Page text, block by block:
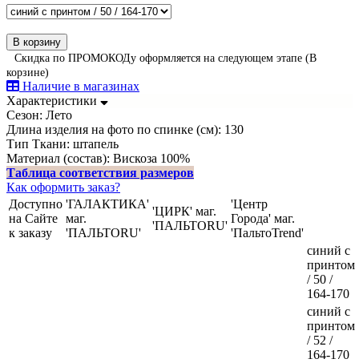
В корзину
Скидка по ПРОМОКОДу оформляется на следующем этапе (В
корзине)
Наличие в магазинах
Характеристики
Сезон: Лето
Длина изделия на фото по спинке (см): 130
Тип Ткани: штапель
Материал (состав): Вискоза 100%
Таблица соответствия размеров
Как оформить заказ?
Доступно
на Сайте
к заказу
'ГАЛАКТИКА'
маг.
'ПАЛЬТОRU'
'ЦИРК' маг.
'ПАЛЬТОRU'
'Центр
Города' маг.
'ПальтоTrend'
синий с
принтом
/ 50 /
164-170
синий с
принтом
/ 52 /
164-170